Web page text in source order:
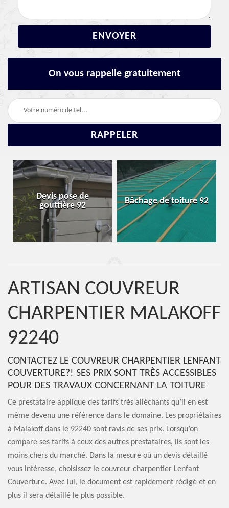
On vous rappelle gratuitement
Bâchage de toiture 92
Réparation et
changement de toiture
92
ARTISAN COUVREUR
CHARPENTIER MALAKOFF
92240
CONTACTEZ LE COUVREUR CHARPENTIER LENFANT
COUVERTURE?! SES PRIX SONT TRÈS ACCESSIBLES
POUR DES TRAVAUX CONCERNANT LA TOITURE
Ce prestataire applique des tarifs très alléchants qu’il en est
même devenu une référence dans le domaine. Les propriétaires
à Malakoff dans le 92240 sont ravis de ses prix. Lorsqu’on
compare ses tarifs à ceux des autres prestataires, ils sont les
moins chers du marché. Dans la mesure où un devis détaillé
vous intéresse, choisissez le couvreur charpentier Lenfant
Couverture. Avec lui, le document est rapidement rédigé et en
plus il sera détaillé le plus possible.